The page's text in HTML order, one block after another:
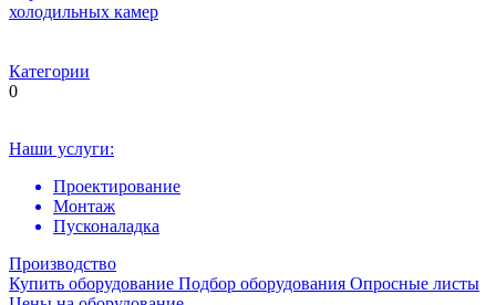
холодильных камер
Категории
0
Наши услуги:
Проектирование
Монтаж
Пусконаладка
Производство
Купить оборудование Подбор оборудования Опросные листы